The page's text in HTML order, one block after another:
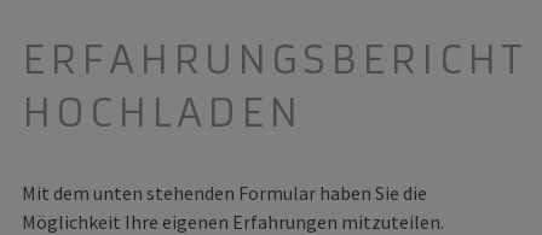
ERFAHRUNGSBERICHT
HOCHLADEN
Mit dem unten stehenden Formular haben Sie die
Möglichkeit Ihre eigenen Erfahrungen mitzuteilen.